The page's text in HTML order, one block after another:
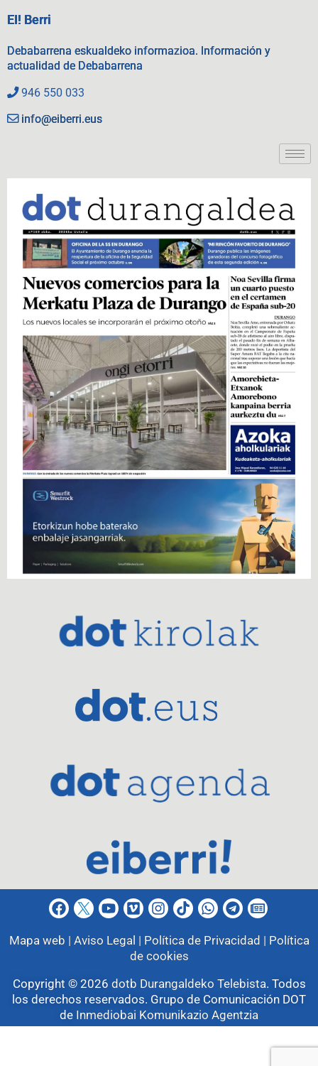
EI! Berri
Debabarrena eskualdeko informazioa. Información y
actualidad de Debabarrena
946 550 033
info@eiberri.eus
Mapa web | Aviso Legal | Política de Privacidad | Política
de cookies
Copyright © 2026 dotb Durangaldeko Telebista. Todos
los derechos reservados. Grupo de Comunicación DOT
de Inmediobai Komunikazio Agentzia